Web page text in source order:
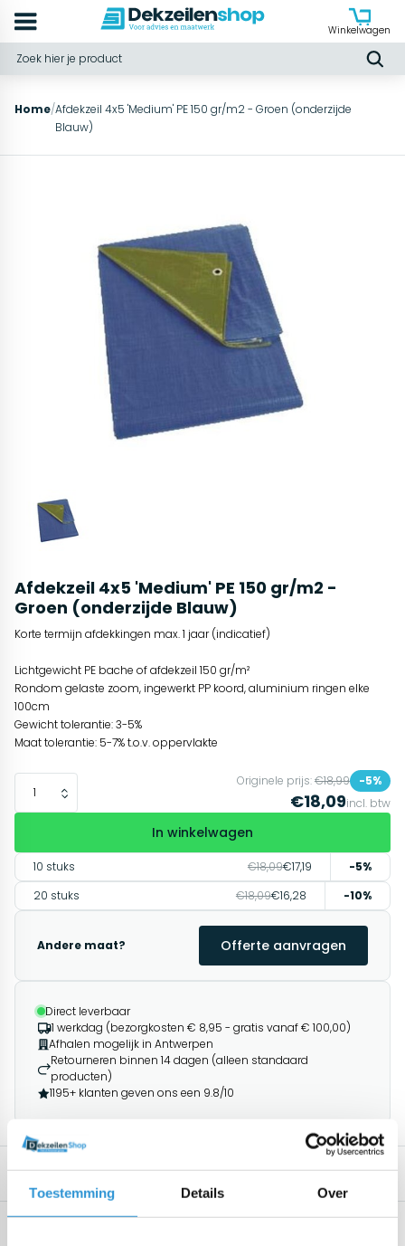
Toestemming Details Over
Winkelwagen
Home/Afdekzeil 4x5 'Medium' PE 150 gr/m2 - Groen (onderzijde
Blauw)
Afdekzeil 4x5 'Medium' PE 150 gr/m2 -
Groen (onderzijde Blauw)
Korte termijn afdekkingen max. 1 jaar (indicatief)
Lichtgewicht PE bache of afdekzeil 150 gr/m²
Rondom gelaste zoom, ingewerkt PP koord, aluminium ringen elke
100cm
Gewicht tolerantie: 3-5%
Maat tolerantie: 5-7% t.o.v. oppervlakte
Originele prijs:€18,99 -5%
€18,09incl. btw
In winkelwagen
10 stuks €18,09€17,19
-5%
20 stuks
€18,09€16,28 -10%
Andere maat? Offerte aanvragen
Direct leverbaar
1 werkdag (bezorgkosten € 8,95 - gratis vanaf € 100,00)
Afhalen mogelijk in Antwerpen
Retourneren binnen 14 dagen (alleen standaard
producten)
1195+ klanten geven ons een 9.8/10
SpecificatiesOmschrijvingGerelateerde producten
Specificaties